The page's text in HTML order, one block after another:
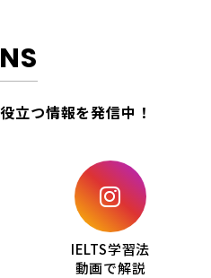
立つ情報を発信中！
IELTS学習法
動画で解説